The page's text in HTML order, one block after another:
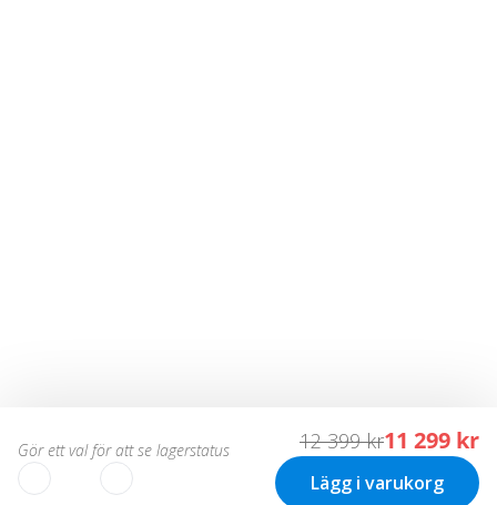
Gör ett val för att se lagerstatus 12 399 kr11 299 kr
Lägg i varukorg